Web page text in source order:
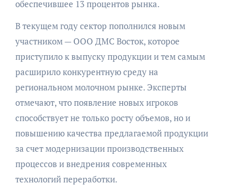
обеспечившее 13 процентов рынка.
В текущем году сектор пополнился новым
участником — ООО ДМС Восток, которое
приступило к выпуску продукции и тем самым
расширило конкурентную среду на
региональном молочном рынке. Эксперты
отмечают, что появление новых игроков
способствует не только росту объемов, но и
повышению качества предлагаемой продукции
за счет модернизации производственных
процессов и внедрения современных
технологий переработки.